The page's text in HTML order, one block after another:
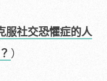
服社交恐懼症的人
）